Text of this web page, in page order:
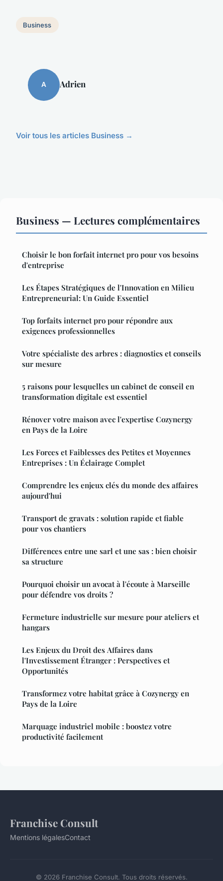
Business
A Adrien
Voir tous les articles Business →
Business — Lectures complémentaires
Choisir le bon forfait internet pro pour vos besoins
d'entreprise
Les Étapes Stratégiques de l'Innovation en Milieu
Entrepreneurial: Un Guide Essentiel
Top forfaits internet pro pour répondre aux
exigences professionnelles
Votre spécialiste des arbres : diagnostics et conseils
sur mesure
5 raisons pour lesquelles un cabinet de conseil en
transformation digitale est essentiel
Rénover votre maison avec l'expertise Cozynergy
en Pays de la Loire
Les Forces et Faiblesses des Petites et Moyennes
Entreprises : Un Éclairage Complet
Comprendre les enjeux clés du monde des affaires
aujourd'hui
Transport de gravats : solution rapide et fiable
pour vos chantiers
Différences entre une sarl et une sas : bien choisir
sa structure
Pourquoi choisir un avocat à l'écoute à Marseille
pour défendre vos droits ?
Fermeture industrielle sur mesure pour ateliers et
hangars
Les Enjeux du Droit des Affaires dans
l'Investissement Étranger : Perspectives et
Opportunités
Transformez votre habitat grâce à Cozynergy en
Pays de la Loire
Marquage industriel mobile : boostez votre
productivité facilement
Franchise Consult
Mentions légalesContact
© 2026 Franchise Consult. Tous droits réservés.